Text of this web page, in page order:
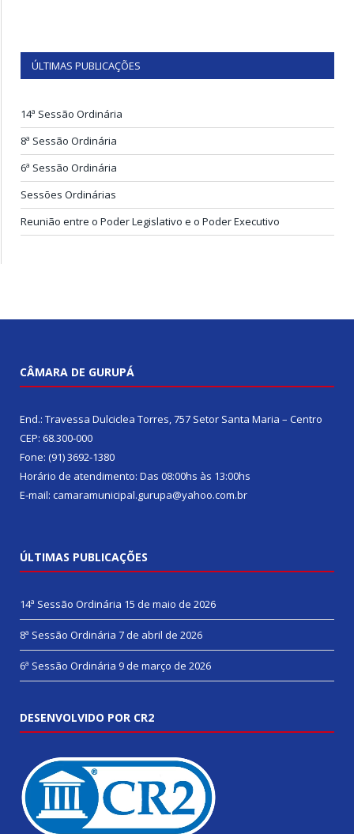
ÚLTIMAS PUBLICAÇÕES
14ª Sessão Ordinária
8ª Sessão Ordinária
6ª Sessão Ordinária
Sessões Ordinárias
Reunião entre o Poder Legislativo e o Poder Executivo
CÂMARA DE GURUPÁ
End.: Travessa Dulciclea Torres, 757 Setor Santa Maria – Centro
CEP: 68.300-000
Fone: (91) 3692-1380
Horário de atendimento: Das 08:00hs às 13:00hs
E-mail: camaramunicipal.gurupa@yahoo.com.br
ÚLTIMAS PUBLICAÇÕES
14ª Sessão Ordinária 15 de maio de 2026
8ª Sessão Ordinária 7 de abril de 2026
6ª Sessão Ordinária 9 de março de 2026
DESENVOLVIDO POR CR2